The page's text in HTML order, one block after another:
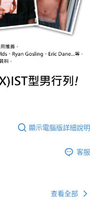
顯示電腦版詳細說明
客服
查看全部